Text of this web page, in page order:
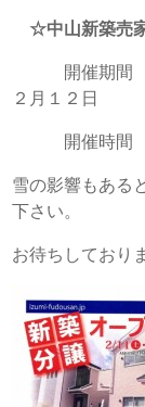
☆中山新築売
開催期間 ：
２月１２日
開催時間 ：
雪の影響もある
下さい。
お待ちしており